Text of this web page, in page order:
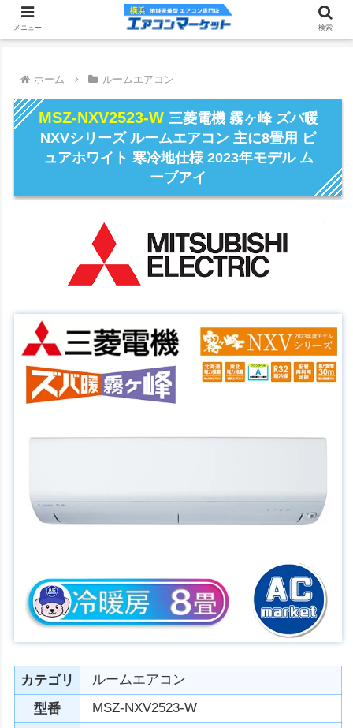
ホーム ルームエアコン
MSZ-NXV2523-W 三菱電機 霧ヶ峰 ズバ暖
NXVシリーズ ルームエアコン 主に8畳用 ピ
ュアホワイト 寒冷地仕様 2023年モデル ム
ーブアイ
カテゴリ
ルームエアコン
型番
MSZ-NXV2523-W
メニュー 検索